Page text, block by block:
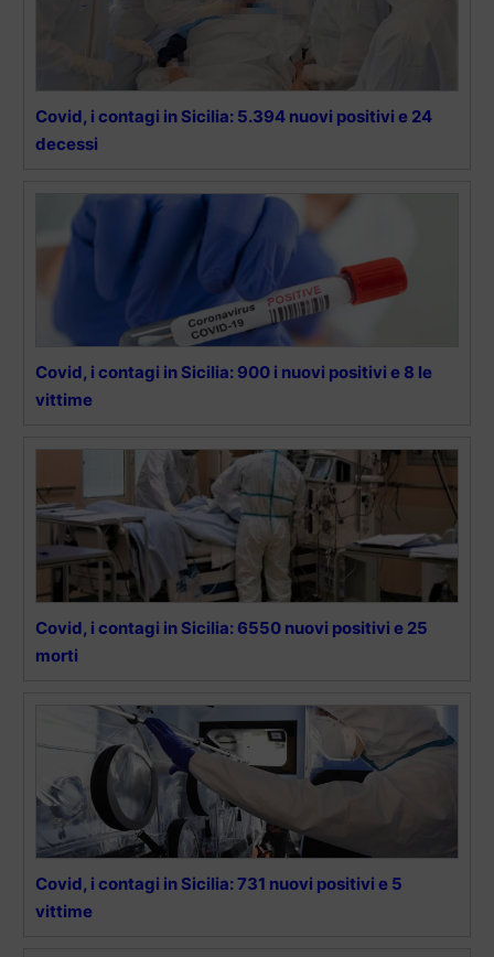
Covid, i contagi in Sicilia: 5.394 nuovi positivi e 24
decessi
Covid, i contagi in Sicilia: 900 i nuovi positivi e 8 le
vittime
Covid, i contagi in Sicilia: 6550 nuovi positivi e 25
morti
Covid, i contagi in Sicilia: 731 nuovi positivi e 5
vittime